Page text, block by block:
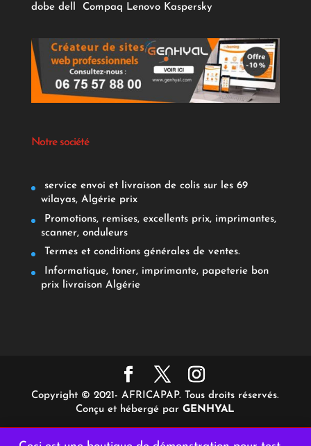
dobe dell Compaq Lenovo Kaspersky
Notre société
service envoi et livraison de colis sur les 69
wilayas, Algérie prix
Promotions, remises, excellents prix, imprimantes,
scanner, onduleurs
Termes et conditions générales de ventes.
Informatique, toner, imprimante, papeterie bon
prix livraison Algérie
Copyright © 2021- AFRICAPAP. Tous droits réservés.
Conçu et hébergé parGENHYAL